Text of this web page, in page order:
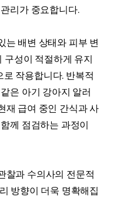
리가 중요합니다.
는 배변 상태와 피부 변
구성이 적절하게 유지
작용합니다. 반복적
은 아기 강아지 알러
재 급여 중인 간식과 사
께 점검하는 과정이
찰과 수의사의 전문적
방향이 더욱 명확해집